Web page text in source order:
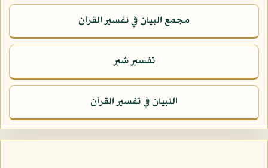
مجمع البيان في تفسير القرآن
تفسير شبر
التبيان في تفسير القرآن